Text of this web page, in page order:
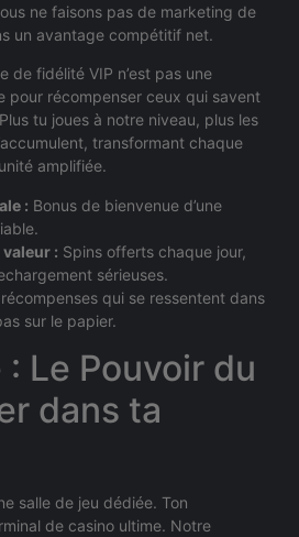
ne faisons pas de marketing de
un avantage compétitif net.
de fidélité VIP n’est pas une
pour récompenser ceux qui savent
tu joues à notre niveau, plus les
transformant chaque
amplifiée.
: Bonus de bienvenue d’une
: Spins offerts chaque jour,
sérieuses.
qui se ressentent dans
sur le papier.
Le Pouvoir du
dans ta
salle de jeu dédiée. Ton
de casino ultime. Notre